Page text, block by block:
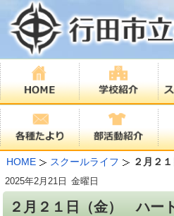
HOME スクールライフ ２月２
２月２１日（金） ハー
2025年2月21日 金曜日